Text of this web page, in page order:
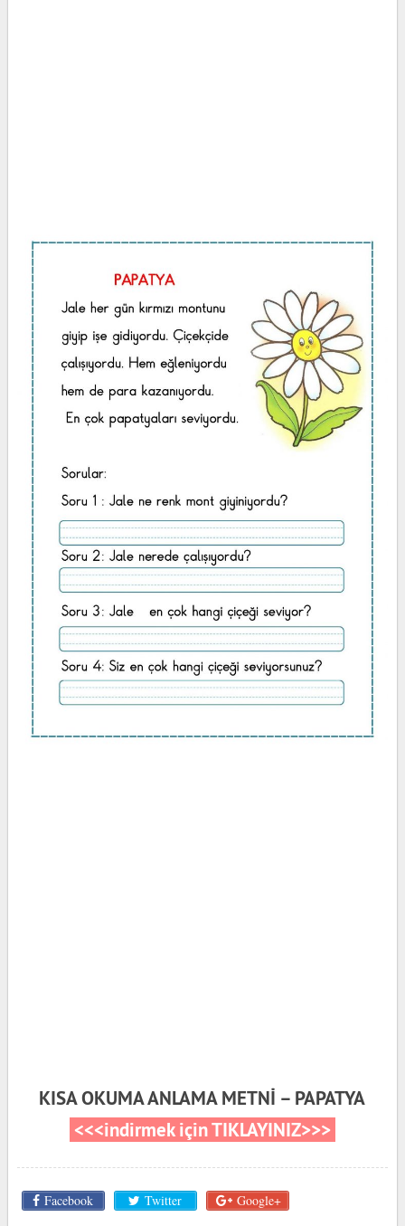
KISA OKUMA ANLAMA METNİ – PAPATYA
<<<indirmek için TIKLAYINIZ>>>
Facebook Twitter Google+